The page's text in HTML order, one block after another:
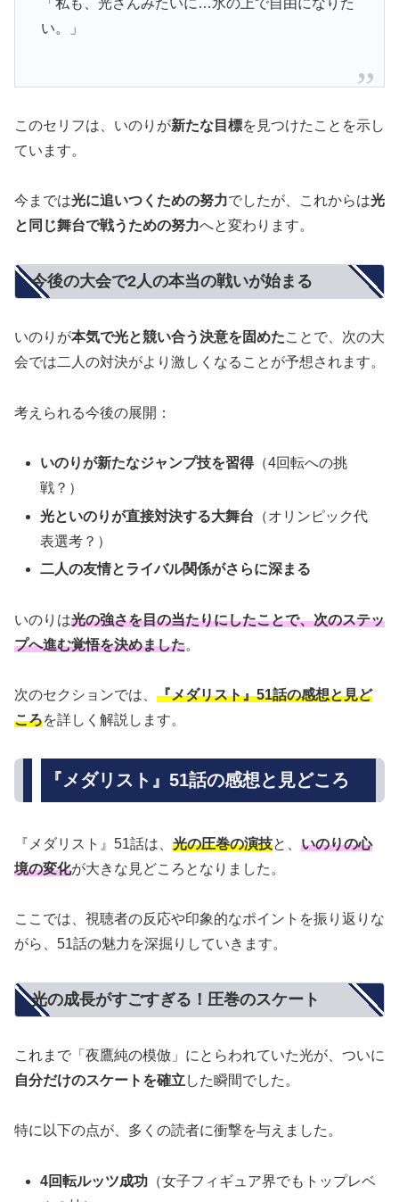
い。」
このセリフは、いのりが新たな目標を見つけたことを示し
ています。
今までは光に追いつくための努力でしたが、これからは光
と同じ舞台で戦うための努力へと変わります。
今後の大会で2人の本当の戦いが始まる
いのりが本気で光と競い合う決意を固めたことで、次の大
会では二人の対決がより激しくなることが予想されます。
考えられる今後の展開：
いのりが新たなジャンプ技を習得（4回転への挑
戦？）
光といのりが直接対決する大舞台 （オリンピック代
表選考？）
二人の友情とライバル関係がさらに深まる
いのりは光の強さを目の当たりにしたことで、次のステッ
プへ進む覚悟を決めました。
次のセクションでは、 『メダリスト』51話の感想と見ど
ころを詳しく解説します。
『メダリスト』51話の感想と見どころ
『メダリスト』51話は、 光の圧巻の演技と、 いのりの心
境の変化が大きな見どころとなりました。
ここでは、視聴者の反応や印象的なポイントを振り返りな
がら、51話の魅力を深掘りしていきます。
光の成長がすごすぎる！圧巻のスケート
これまで「夜鷹純の模倣」にとらわれていた光が、ついに
自分だけのスケートを確立 した瞬間でした。
特に以下の点が、多くの読者に衝撃を与えました。
4回転ルッツ成功 （女子フィギュア界でもトップレベ